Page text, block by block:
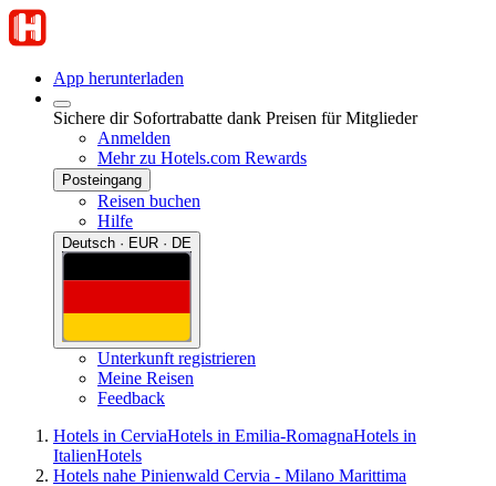
App herunterladen
Sichere dir Sofortrabatte dank Preisen für Mitglieder
Anmelden
Mehr zu Hotels.com Rewards
Posteingang
Reisen buchen
Hilfe
Deutsch · EUR · DE
Unterkunft registrieren
Meine Reisen
Feedback
Hotels in CerviaHotels in Emilia-RomagnaHotels in
ItalienHotels
Hotels nahe Pinienwald Cervia - Milano Marittima